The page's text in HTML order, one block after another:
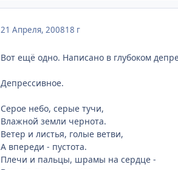
21 Апреля, 200818 г
Вот ещё одно. Написано в глубоком
Депрессивное.
Серое небо, серые тучи,
Влажной земли чернота.
Ветер и листья, голые ветви,
А впереди - пустота.
Плечи и пальцы, шрамы на сердце -